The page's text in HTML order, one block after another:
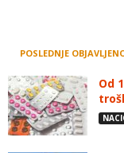
POSLEDNJE
Od